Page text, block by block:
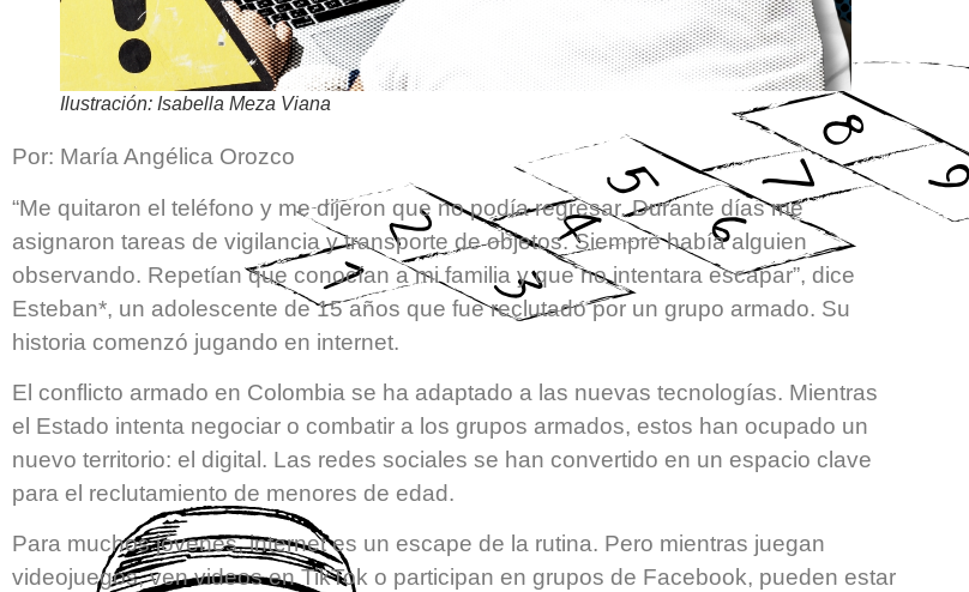
Ilustración: Isabella Meza Viana
Por: María Angélica Orozco
“Me quitaron el teléfono y me dijeron que no podía regresar. Durante días me
asignaron tareas de vigilancia y transporte de objetos. Siempre había alguien
observando. Repetían que conocían a mi familia y que no intentara escapar”, dice
Esteban*, un adolescente de 15 años que fue reclutado por un grupo armado. Su
historia comenzó jugando en internet.
El conflicto armado en Colombia se ha adaptado a las nuevas tecnologías. Mientras
el Estado intenta negociar o combatir a los grupos armados, estos han ocupado un
nuevo territorio: el digital. Las redes sociales se han convertido en un espacio clave
para el reclutamiento de menores de edad.
Para muchos jóvenes, internet es un escape de la rutina. Pero mientras juegan
videojuegos, ven videos en TikTok o participan en grupos de Facebook, pueden estar